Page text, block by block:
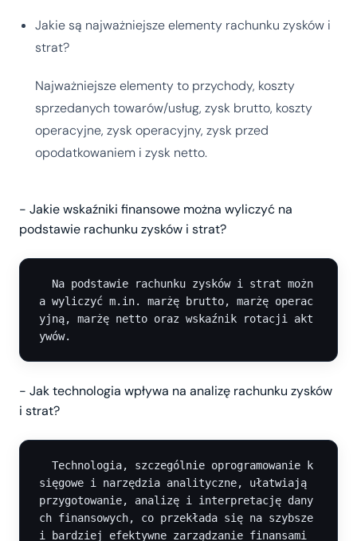
Jakie są najważniejsze elementy rachunku zysków i
strat?
Najważniejsze elementy to przychody, koszty
sprzedanych towarów/usług, zysk brutto, koszty
operacyjne, zysk operacyjny, zysk przed
opodatkowaniem i zysk netto.
- Jakie wskaźniki finansowe można wyliczyć na
podstawie rachunku zysków i strat?
a wyliczyć m.in. marżę brutto, marżę operac
yjną, marżę netto oraz wskaźnik rotacji akt
- Jak technologia wpływa na analizę rachunku zysków
i strat?
sięgowe i narzędzia analityczne, ułatwiają
przygotowanie, analizę i interpretację dany
ch finansowych, co przekłada się na szybsze
i bardziej efektywne zarządzanie finansami